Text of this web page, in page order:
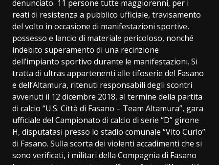
denunciato 11 persone tutte maggiorenni, per i
reati di resistenza a pubblico ufficiale, travisamento
del volto in occasione di manifestazioni sportive,
possesso e lancio di materiale pericoloso, nonché
indebito superamento di una recinzione
dell’impianto sportivo durante le manifestazioni. Si
tratta di ultras appartenenti alle tifoserie del Fasano
e dell’Altamura, ritenuti responsabili degli scontri
avvenuti il 12 dicembre 2018, al termine della partita
di calcio “U.S. Città di Fasano – Team Altamura”, gara
ufficiale del Campionato di calcio di serie “D” girone
H, disputatasi presso lo stadio comunale “Vito Curlo”
di Fasano. Sulla scorta dei violenti accadimenti che si
sono verificati, i militari della Compagnia di Fasano